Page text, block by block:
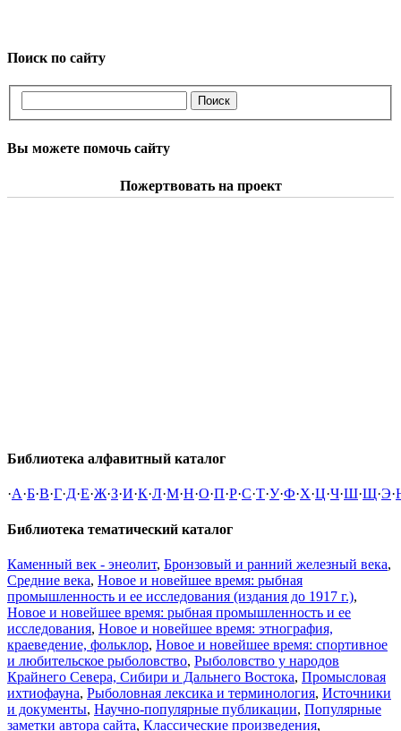
Поиск по сайту
Вы можете помочь сайту
Пожертвовать на проект
Библиотека алфавитный каталог
·А·Б·В·Г·Д·Е·Ж·З·И·К·Л·М·Н·О·П·Р·С·Т·У·Ф·Х·Ц·Ч·Ш·Щ·Э·
Библиотека тематический каталог
Каменный век - энеолит, Бронзовый и ранний железный века,
Средние века, Новое и новейшее время: рыбная
промышленность и ее исследования (издания до 1917 г.),
Новое и новейшее время: рыбная промышленность и ее
исследования, Новое и новейшее время: этнография,
краеведение, фольклор, Новое и новейшее время: спортивное
и любительское рыболовство, Рыболовство у народов
Крайнего Севера, Сибири и Дальнего Востока, Промысловая
ихтиофауна, Рыболовная лексика и терминология, Источники
и документы, Научно-популярные публикации, Популярные
заметки автора сайта, Классические произведения,